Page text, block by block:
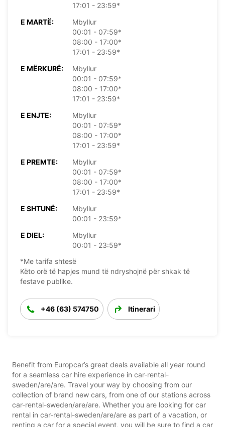
17:01 - 23:59*
E MARTË:
Mbyllur
00:01 - 07:59*
08:00 - 17:00*
17:01 - 23:59*
E MËRKURË:
Mbyllur
00:01 - 07:59*
08:00 - 17:00*
17:01 - 23:59*
E ENJTE:
Mbyllur
00:01 - 07:59*
08:00 - 17:00*
17:01 - 23:59*
E PREMTE:
Mbyllur
00:01 - 07:59*
08:00 - 17:00*
17:01 - 23:59*
E SHTUNË:
Mbyllur
00:01 - 23:59*
E DIEL:
Mbyllur
00:01 - 23:59*
*Me tarifa shtesë
Këto orë të hapjes mund të ndryshojnë për shkak të
festave publike.
+46 (63) 574750 Itinerari
Benefit from Europcar’s great deals available all year round
for a seamless car hire experience in car-rental-
sweden/are/are. Travel your way by choosing from our
collection of brand new cars, from one of our stations across
car-rental-sweden/are/are. Whether you are looking for car
rental in car-rental-sweden/are/are as part of a vacation, or
renting a car for a special event, you will be sure to find a car